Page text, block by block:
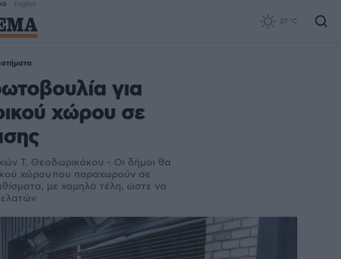
English
27 °C
για
χώρου σε
Τ. Θεοδωρικάκου - Οι δήμοι θα
χώρου που παραχωρούν σε
με χαμηλά τέλη, ώστε να